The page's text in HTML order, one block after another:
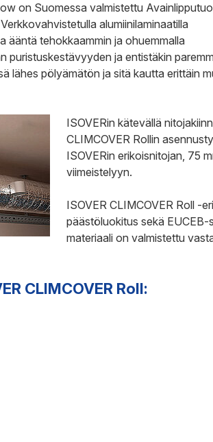
on Suomessa valmistettu
alumiinilaminaatilla
ääntä tehokkaammin ja ohuemmalla
puristuskestävyyden ja entistäkin
lähes pölyämätön ja sitä kautta erittäin
ISOVERin kätevällä
CLIMCOVER Rollin
ISOVERin erikoisnitojan, 75
viimeistelyyn.
ISOVER CLIMCOVER Roll -
päästöluokitus sekä
materiaali on valmistettu
CLIMCOVER Roll: